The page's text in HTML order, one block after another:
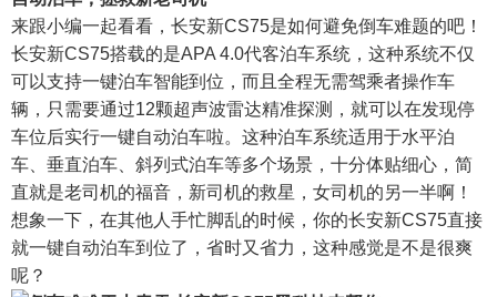
来跟小编一起看看，长安新CS75是如何避免倒车难题的吧！
长安新CS75搭载的是APA 4.0代客泊车系统，这种系统不仅
可以支持一键泊车智能到位，而且全程无需驾乘者操作车
辆，只需要通过12颗超声波雷达精准探测，就可以在发现停
车位后实行一键自动泊车啦。这种泊车系统适用于水平泊
车、垂直泊车、斜列式泊车等多个场景，十分体贴细心，简
直就是老司机的福音，新司机的救星，女司机的另一半啊！
想象一下，在其他人手忙脚乱的时候，你的长安新CS75直接
就一键自动泊车到位了，省时又省力，这种感觉是不是很爽
呢？